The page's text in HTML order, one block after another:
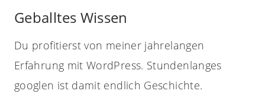
Geballtes Wissen
Du profitierst von meiner jahrelangen
Erfahrung mit WordPress. Stundenlanges
googlen ist damit endlich Geschichte.